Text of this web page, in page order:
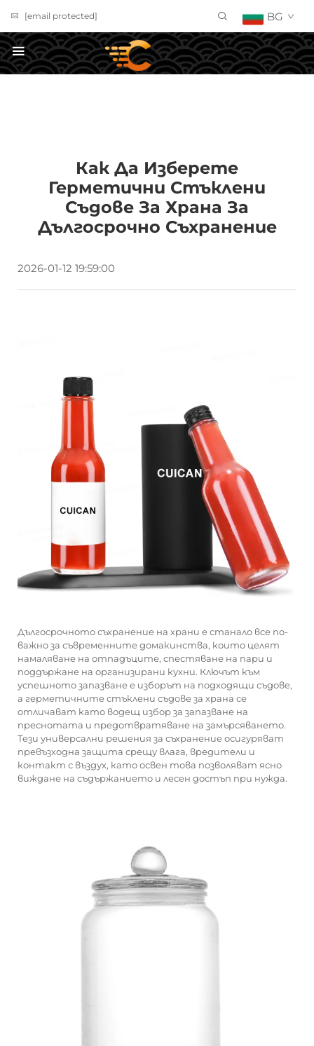
[email protected] BG
Как Да Изберете
Герметични Стъклени
Съдове За Храна За
Дългосрочно Съхранение
2026-01-12 19:59:00
Дългосрочното съхранение на храни е станало все по-
важно за съвременните домакинства, които целят
намаляване на отпадъците, спестяване на пари и
поддържане на организирани кухни. Ключът към
успешното запазване е изборът на подходящи съдове,
а герметичните стъклени съдове за храна се
отличават като водещ избор за запазване на
преснотата и предотвратяване на замърсяването.
Тези универсални решения за съхранение осигуряват
превъзходна защита срещу влага, вредители и
контакт с въздух, като освен това позволяват ясно
виждане на съдържанието и лесен достъп при нужда.